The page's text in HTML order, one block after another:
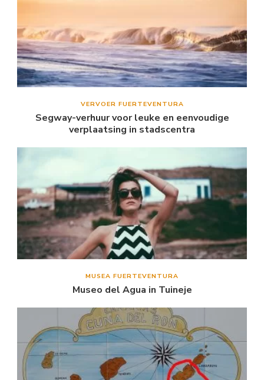
VERVOER FUERTEVENTURA
Segway-verhuur voor leuke en eenvoudige
verplaatsing in stadscentra
MUSEA FUERTEVENTURA
Museo del Agua in Tuineje